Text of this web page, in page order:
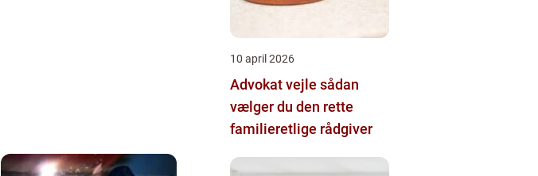
10 april 2026
Advokat vejle sådan
vælger du den rette
familieretlige rådgiver